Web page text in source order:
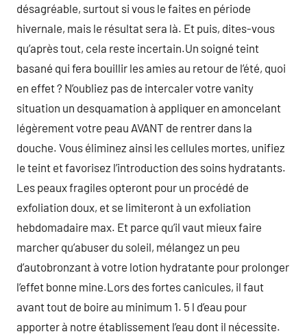
désagréable, surtout si vous le faites en période
hivernale, mais le résultat sera là. Et puis, dites-vous
qu’après tout, cela reste incertain.Un soigné teint
basané qui fera bouillir les amies au retour de l’été, quoi
en effet ? N’oubliez pas de intercaler votre vanity
situation un desquamation à appliquer en amoncelant
légèrement votre peau AVANT de rentrer dans la
douche. Vous éliminez ainsi les cellules mortes, unifiez
le teint et favorisez l’introduction des soins hydratants.
Les peaux fragiles opteront pour un procédé de
exfoliation doux, et se limiteront à un exfoliation
hebdomadaire max. Et parce qu’il vaut mieux faire
marcher qu’abuser du soleil, mélangez un peu
d’autobronzant à votre lotion hydratante pour prolonger
l’effet bonne mine.Lors des fortes canicules, il faut
avant tout de boire au minimum 1. 5 l d’eau pour
apporter à notre établissement l’eau dont il nécessite.